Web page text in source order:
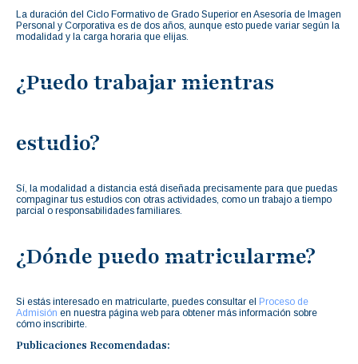
La duración del Ciclo Formativo de Grado Superior en Asesoría de Imagen
Personal y Corporativa es de dos años, aunque esto puede variar según la
modalidad y la carga horaria que elijas.
¿Puedo trabajar mientras
estudio?
Sí, la modalidad a distancia está diseñada precisamente para que puedas
compaginar tus estudios con otras actividades, como un trabajo a tiempo
parcial o responsabilidades familiares.
¿Dónde puedo matricularme?
Si estás interesado en matricularte, puedes consultar el Proceso de
Admisión en nuestra página web para obtener más información sobre
cómo inscribirte.
Publicaciones Recomendadas: